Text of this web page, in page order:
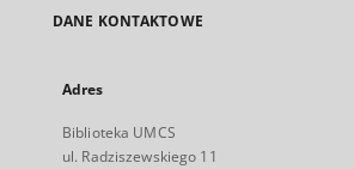
DANE KONTAKTOWE
Adres
Biblioteka UMCS
ul. Radziszewskiego 11